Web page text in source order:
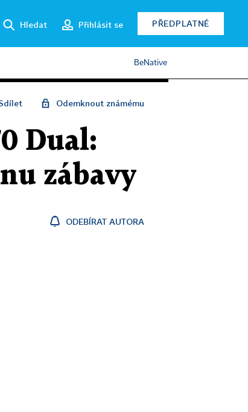
Hledat Přihlásit se PŘEDPLATNÉ
BeNative
Odemknout známému
Dual:
zábavy
ODEBÍRAT AUTORA